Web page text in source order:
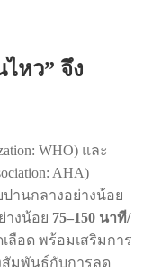
หว” จึง
WHO) และ
AHA)
านกลางอย่างน้อย
างน้อย 75–150 นาที/
ลือด พร้อมเสริมการ
มพันธ์กับการลด